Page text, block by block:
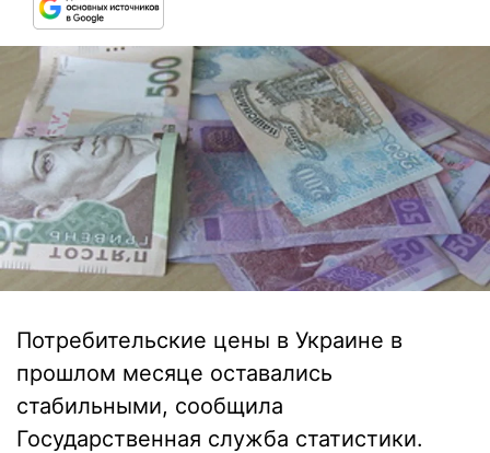
Потребительские цены в Украине в
прошлом месяце оставались
стабильными, сообщила
Государственная служба статистики.